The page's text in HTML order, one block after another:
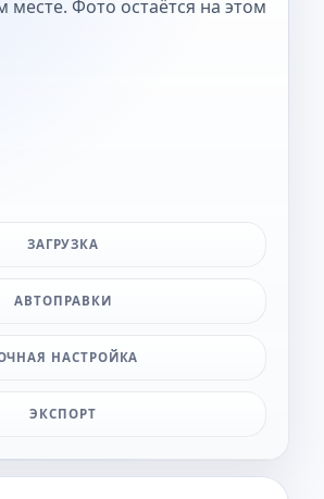
месте. Фото остаётся на этом
ЗАГРУЗКА
АВТОПРАВКИ
НАСТРОЙКА
ЭКСПОРТ